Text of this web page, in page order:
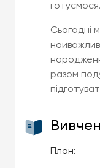
готуємося.
Сьогодні
разом
План: